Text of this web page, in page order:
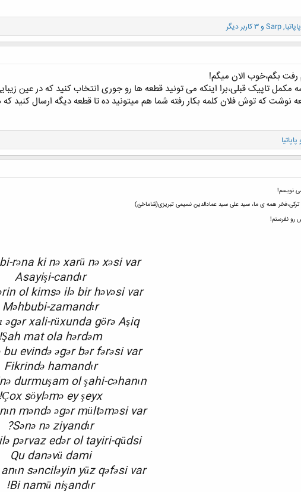
پاپاتیا,
Sarp و 3 کاربر دیگر
رفت بگم،خوب الان میگم!
مکمل تاپیک قبلی،برا اینکه می تونید قطعه ها رو جوری انتخاب کنید که در عین
نوشت که توش فلان کلمه بکار رفته شما هم میتونید ده تا قطعه دیگه ارسال کنید
پاپاتیا
نویسم!
همه ی ما، سید علی سید عمادالدین نسیمی تبریزی(شاماخئ)
رو نفرستم!
rəna ki nə xarü nə xəsi var
Asayişi-candır
ol kimsə ilə bir həvəsi var
Məhbubi-zamandır
əgər xali-rüxunda görə Aşiq
Şah mat ola hərdəm!
evində əgər bər fərəsi var
Fikrində hamandır
durmuşam ol şahi-cəhanın
Çox söyləmə ey şeyx!
məndə əgər mültəməsi var
Sənə nə ziyandır?
pərvaz edər ol tayiri-qüdsi
Qu danəvü dami
sənciləyin yüz qəfəsi var
Bi namü nişandır!